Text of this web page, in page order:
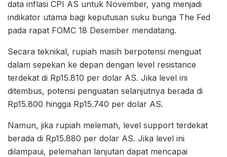
data inflasi CPI AS untuk November, yang menjadi
indikator utama bagi keputusan suku bunga The Fed
pada rapat FOMC 18 Desember mendatang.
Secara teknikal, rupiah masih berpotensi menguat
dalam sepekan ke depan dengan level resistance
terdekat di Rp15.810 per dolar AS. Jika level ini
ditembus, potensi penguatan selanjutnya berada di
Rp15.800 hingga Rp15.740 per dolar AS.
Namun, jika rupiah melemah, level support terdekat
berada di Rp15.880 per dolar AS. Jika level ini
dilampaui, pelemahan lanjutan dapat mencapai